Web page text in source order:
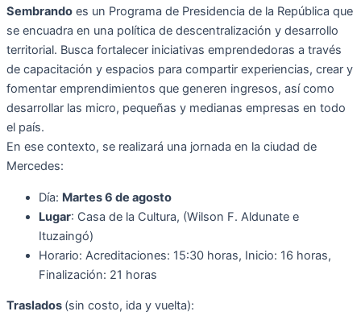
Sembrando es un Programa de Presidencia de la República que
se encuadra en una política de descentralización y desarrollo
territorial. Busca fortalecer iniciativas emprendedoras a través
de capacitación y espacios para compartir experiencias, crear y
fomentar emprendimientos que generen ingresos, así como
desarrollar las micro, pequeñas y medianas empresas en todo
el país.
En ese contexto, se realizará una jornada en la ciudad de
Mercedes:
Día: Martes 6 de agosto
Lugar: Casa de la Cultura, (Wilson F. Aldunate e
Ituzaingó)
Horario: Acreditaciones: 15:30 horas, Inicio: 16 horas,
Finalización: 21 horas
Traslados (sin costo, ida y vuelta):